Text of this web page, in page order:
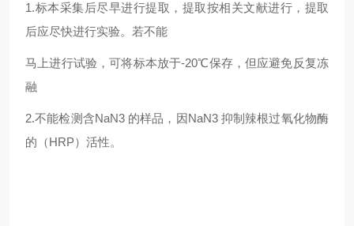
1.标本采集后尽早进行提取，提取按相关文献进行，提取
后应尽快进行实验。若不能
马上进行试验，可将标本放于-20℃保存，但应避免反复冻
融
2.不能检测含NaN3 的样品，因NaN3 抑制辣根过氧化物酶
的（HRP）活性。